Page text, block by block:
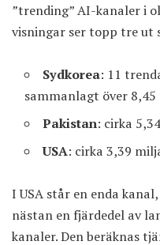
”trending” AI-kanaler i
visningar ser topp tre ut
Sydkorea: 11
sammanlagt över
Pakistan: cirka
USA: cirka 3,39
I USA står en enda kanal,
nästan en fjärdedel av
kanaler. Den beräknas